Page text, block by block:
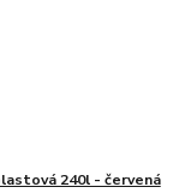
240l - červená